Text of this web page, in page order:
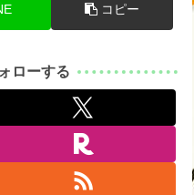
コピー
ローする